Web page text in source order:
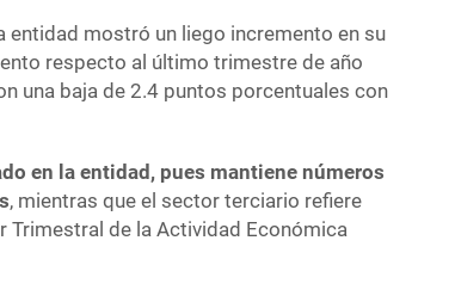
entidad mostró un liego incremento en su
respecto al último trimestre de año
una baja de 2.4 puntos porcentuales con
en la entidad, pues mantiene números
, mientras que el sector terciario refiere
Trimestral de la Actividad Económica